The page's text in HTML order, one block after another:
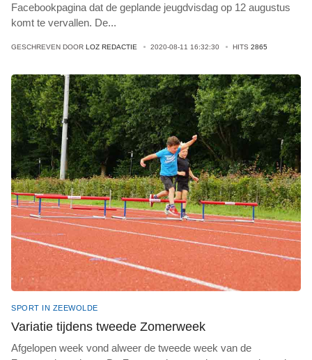
Facebookpagina dat de geplande jeugdvisdag op 12 augustus
komt te vervallen. De...
GESCHREVEN DOOR LOZ REDACTIE 2020-08-11 16:32:30 HITS 2865
SPORT IN ZEEWOLDE
Variatie tijdens tweede Zomerweek
Afgelopen week vond alweer de tweede week van de